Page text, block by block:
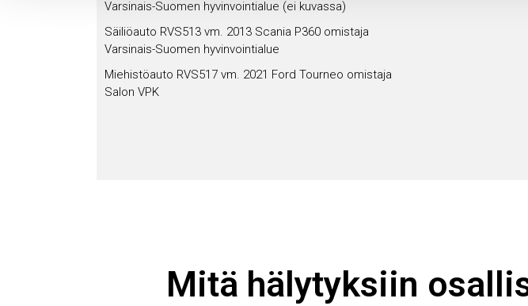
Varsinais-Suomen hyvinvointialue (ei kuvassa)
Säiliöauto RVS513 vm. 2013 Scania P360 omistaja
Varsinais-Suomen hyvinvointialue
Miehistöauto RVS517 vm. 2021 Ford Tourneo omistaja
Salon VPK
Mitä hälytyksiin